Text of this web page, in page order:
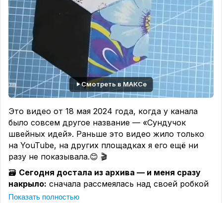
Такие проекты — настоящий отдых. Сидишь,
режешь дольки из красного и розового, а руки
уже сами знают, что делать.🙌
Какой проект из подборки хотелось бы
повторить первым?Пишите в комментариях,
обсудим 🍉
#patchwork #лоскутнаяистория
#арбузноенастроение
Смотреть в МАКСе
Это видео от 18 мая 2024 года, когда у канала
было совсем другое название — «Сундучок
швейных идей». Раньше это видео жило только
на YouTube, на других площадках я его ещё ни
разу не показывала.😊 🎬
🗃️ Сегодня достала из архива — и меня сразу
накрыло: сначала рассмеялась над своей робкой
интонацией, над тем, как старалась всё
Показать полностью